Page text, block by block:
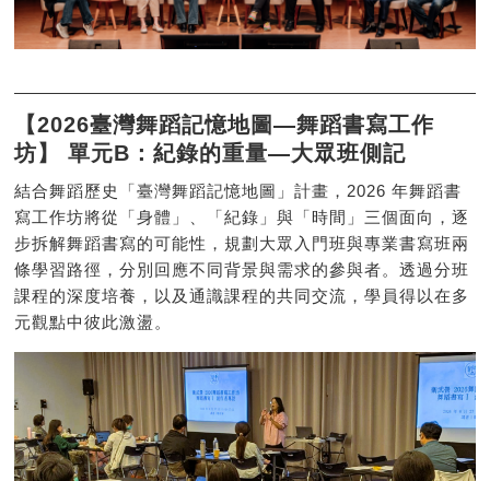
【2026臺灣舞蹈記憶地圖—舞蹈書寫工作
坊】 單元B：紀錄的重量—大眾班側記
結合舞蹈歷史「臺灣舞蹈記憶地圖」計畫，2026 年舞蹈書
寫工作坊將從「身體」、「紀錄」與「時間」三個面向，逐
步拆解舞蹈書寫的可能性，規劃大眾入門班與專業書寫班兩
條學習路徑，分別回應不同背景與需求的參與者。透過分班
課程的深度培養，以及通識課程的共同交流，學員得以在多
元觀點中彼此激盪。